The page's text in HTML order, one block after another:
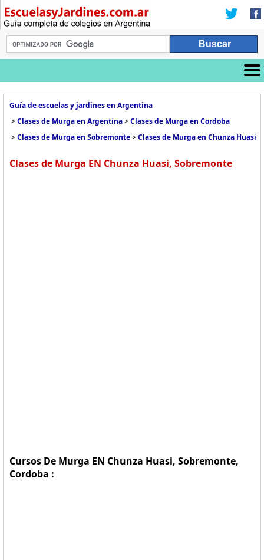
Guía de escuelas y jardines en Argentina
>Clases de Murga en Argentina>Clases de Murga en Cordoba
>Clases de Murga en Sobremonte>Clases de Murga en Chunza Huasi
Clases de Murga EN Chunza Huasi, Sobremonte
Cursos De Murga EN Chunza Huasi, Sobremonte,
Cordoba :